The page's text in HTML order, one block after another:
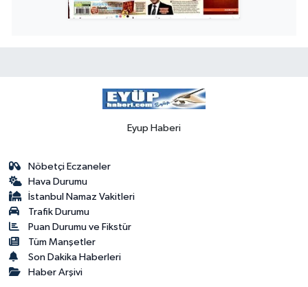
Eyup Haberi
Nöbetçi Eczaneler
Hava Durumu
İstanbul Namaz Vakitleri
Trafik Durumu
Puan Durumu ve Fikstür
Tüm Manşetler
Son Dakika Haberleri
Haber Arşivi